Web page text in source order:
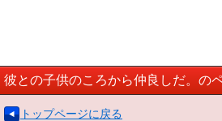
彼との子供のころから仲良しだ。の
トップページに戻る